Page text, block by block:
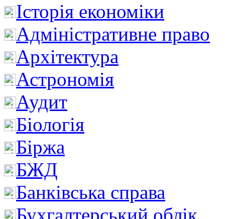
Історія економіки
Адміністративне право
Архітектура
Астрономія
Аудит
Біологія
Біржа
БЖД
Банківська справа